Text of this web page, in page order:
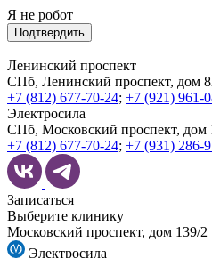
Я не робот
Подтвердить
Ленинский проспект
СПб, Ленинский проспект, дом
+7 (812) 677-70-24; +7 (921) 961-
Электросила
СПб, Московский проспект, дом
+7 (812) 677-70-24; +7 (931) 286-
Записаться
Выберите клинику
Московский проспект, дом 139/2
Электросила